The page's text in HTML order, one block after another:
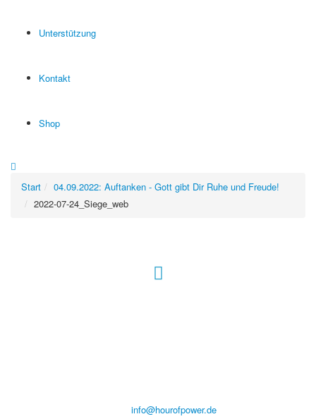
Unterstützung
Kontakt
Shop
Start
04.09.2022: Auftanken - Gott gibt Dir Ruhe und Freude!
2022-07-24_Siege_web
info@hourofpower.de